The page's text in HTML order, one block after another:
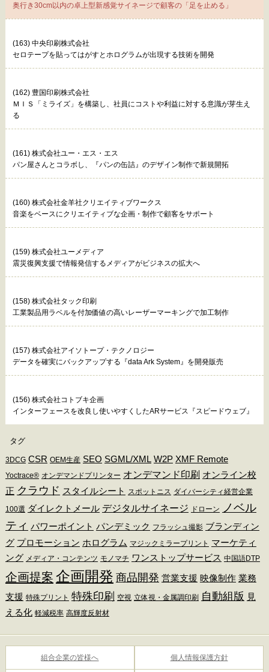
奥行き30cm以内の卓上型新感覚サイネージで顧客の「足を止める」
(163) 中央印刷株式会社
セロテープを貼ってはがすとホログラムが出現する技術を開発
(162) 豊国印刷株式会社
ＭＩＳ「ミライズ」を構築し、社員にコストや利益に対する意識が芽生え
る
(161) 株式会社ユー・エス・エス
パン屋さんとコラボし、『パンの缶詰』のデザイン制作で新規開拓
(160) 株式会社金羊社クリエイティブワークス
音楽をベースにクリエイティブな企画・制作で顧客をサポート
(159) 株式会社ユーメディア
震災復興支援で情報発信するメディアがビジネスの拡大へ
(158) 株式会社タック印刷
工業製品用ラベルを付加価値の高いレーザーマーキングで加工制作
(157) 株式会社アイソトープ・テクノロジー
データを確実にバックアップする『data Ark System』を開発販売
(156) 株式会社コトブキ企画
インターフェースを改良し使いやすくしたARサービス『スピードウェブ』
タグ
3DCG CSR OEM生産 SEO SGML/XML W2P XMF Remote
Yoctrace® オンデマンドプリンター オンデマンド印刷 オンライン校
正 クラウド スタイルシート スポットニス ダイバーシティ経営企業
100選 ダイレクトメール デジタルサイネージ ドローン
ノベル
ティ パワーポイント パンデミック フラッシュ撮影 ブランディン
グ プロモーション ホログラム マジックミラープリント マーケティ
ング メディア・コンテンツ モノマチ ワンストップサービス 中国語DTP
企画提案 企画開発 商品開発 営業支援 映像制作 業務
支援 特殊プリント 特殊印刷 空視 立体視・金属調印刷 自動組版 見
える化 軽減税率 高輝度反射材
組合企業の皆様へ 個人情報保護方針